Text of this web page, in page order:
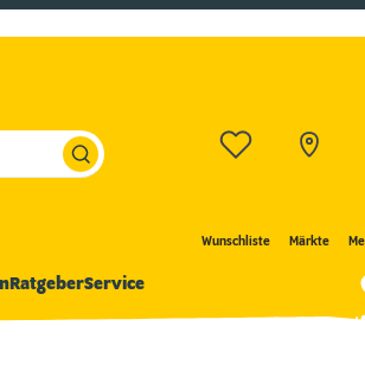
Wunschliste Märkte
RatgeberService